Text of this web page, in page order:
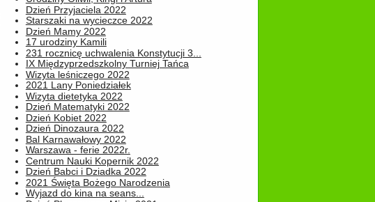
Dzień Przyjaciela 2022
Starszaki na wycieczce 2022
Dzień Mamy 2022
17 urodziny Kamili
231 rocznicę uchwalenia Konstytucji 3...
IX Międzyprzedszkolny Turniej Tańca
Wizyta leśniczego 2022
2021 Lany Poniedziałek
Wizyta dietetyka 2022
Dzień Matematyki 2022
Dzień Kobiet 2022
Dzień Dinozaura 2022
Bal Karnawałowy 2022
Warszawa - ferie 2022r.
Centrum Nauki Kopernik 2022
Dzień Babci i Dziadka 2022
2021 Święta Bożego Narodzenia
Wyjazd do kina na seans...